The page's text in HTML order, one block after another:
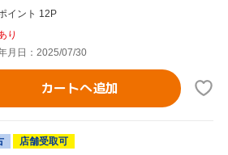
イント 12P
り
月日：2025/07/30
カートへ追加
店舗受取可